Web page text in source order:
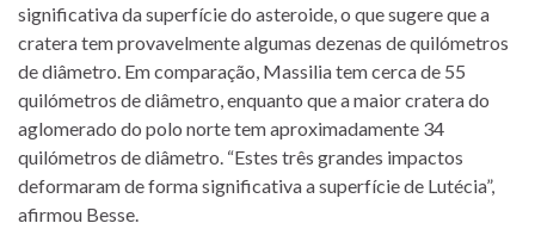
significativa da superfície do asteroide, o que sugere que a
cratera tem provavelmente algumas dezenas de quilómetros
de diâmetro. Em comparação, Massilia tem cerca de 55
quilómetros de diâmetro, enquanto que a maior cratera do
aglomerado do polo norte tem aproximadamente 34
quilómetros de diâmetro. “Estes três grandes impactos
deformaram de forma significativa a superfície de Lutécia”,
afirmou Besse.